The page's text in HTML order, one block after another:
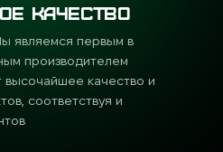
КАЧЕСТВО
являемся первым в
производителем
высочайшее качество и
соответствуя и